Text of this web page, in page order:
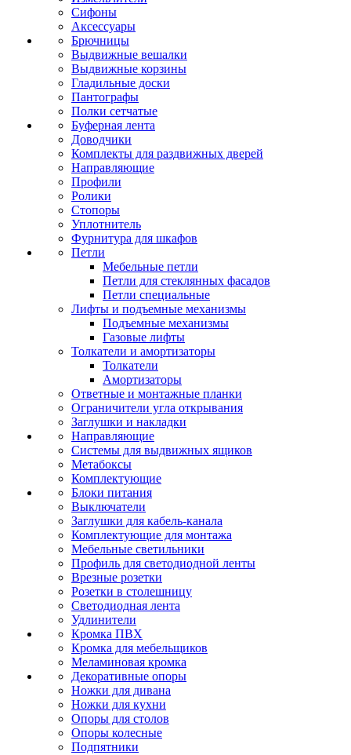
Сифоны
Аксессуары
Брючницы
Выдвижные вешалки
Выдвижные корзины
Гладильные доски
Пантографы
Полки сетчатые
Буферная лента
Доводчики
Комплекты для раздвижных дверей
Направляющие
Профили
Ролики
Стопоры
Уплотнитель
Фурнитура для шкафов
Петли
Мебельные петли
Петли для стеклянных фасадов
Петли специальные
Лифты и подъемные механизмы
Подъемные механизмы
Газовые лифты
Толкатели и амортизаторы
Толкатели
Амортизаторы
Ответные и монтажные планки
Ограничители угла открывания
Заглушки и накладки
Направляющие
Системы для выдвижных ящиков
Метабоксы
Комплектующие
Блоки питания
Выключатели
Заглушки для кабель-канала
Комплектующие для монтажа
Мебельные светильники
Профиль для светодиодной ленты
Врезные розетки
Розетки в столешницу
Светодиодная лента
Удлинители
Кромка ПВХ
Кромка для мебельщиков
Меламиновая кромка
Декоративные опоры
Ножки для дивана
Ножки для кухни
Опоры для столов
Опоры колесные
Подпятники